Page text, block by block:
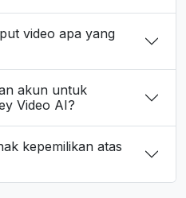
video apa yang
akun untuk
Video AI?
kepemilikan atas